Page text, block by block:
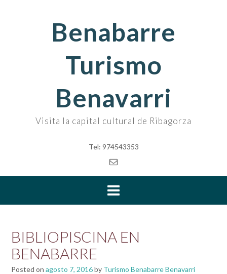
Benabarre
Turismo
Benavarri
Visita la capital cultural de Ribagorza
Tel: 974543353
BIBLIOPISCINA EN
BENABARRE
Posted on agosto 7, 2016by Turismo Benabarre Benavarri